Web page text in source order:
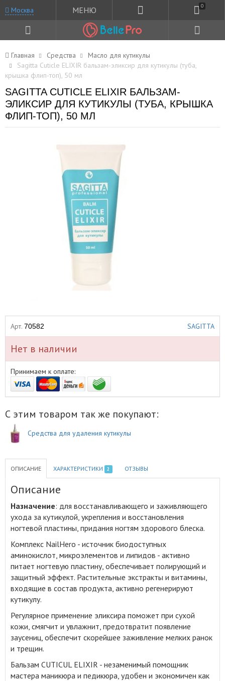
Москва МЕНЮ 0
Главная Средства
Масло для кутикулы
Sagitta Cuticle ELIXIR бальзам-эликсир для кутикулы (туба,
крышка флип-топ), 50 мл
SAGITTA CUTICLE ELIXIR БАЛЬЗАМ-
ЭЛИКСИР ДЛЯ КУТИКУЛЫ (ТУБА, КРЫШКА
ФЛИП-ТОП), 50 МЛ
Арт. 70582 SAGITTA
Нет в наличии
Принимаем к оплате:
С этим товаром так же покупают:
Средства для удаления кутикулы
ОПИСАНИЕ ХАРАКТЕРИСТИКИ 2 ОТЗЫВЫ
Описание
Назначение: для восстанавливающего и заживляющего
ухода за кутикулой, укрепления и восстановления
ногтевой пластины, придания ногтям здорового блеска.
Комплекс NailHero - источник биодоступных
аминокислот, микроэлементов и липидов - активно
питает ногтевую пластину, обеспечивает полирующий и
защитный эффект. Растительные экстракты и витамины,
входящие в состав продукта, активно регенерируют
кутикулу.
Регулярное применение эликсира поможет при сухой
кожи, смягчит и увлажнит, предотвратит появление
заусениц, обеспечит скорейшее заживление мелких ранок
и трещин.
Бальзам CUTICUL ELIXIR - незаменимый помощник
мастера маникюра и педикюра, удобен и экономичен как